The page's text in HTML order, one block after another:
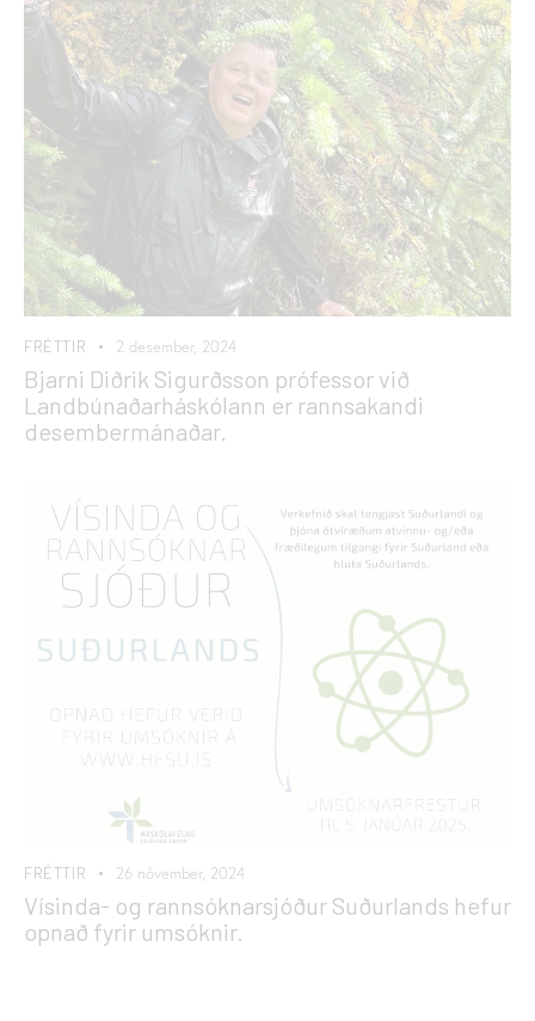
FRÉTTIR 2 desember, 2024
Bjarni Diðrik Sigurðsson prófessor við
Landbúnaðarháskólann er rannsakandi
desembermánaðar.
FRÉTTIR 26 nóvember, 2024
Vísinda- og rannsóknarsjóður Suðurlands hefur
opnað fyrir umsóknir.